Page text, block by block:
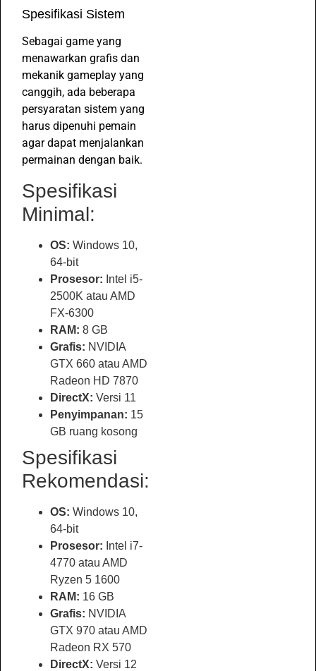
Spesifikasi Sistem
Sebagai game yang
menawarkan grafis dan
mekanik gameplay yang
canggih, ada beberapa
persyaratan sistem yang
harus dipenuhi pemain
agar dapat menjalankan
permainan dengan baik.
Spesifikasi
Minimal:
OS: Windows 10,
64-bit
Prosesor: Intel i5-
2500K atau AMD
FX-6300
RAM: 8 GB
Grafis: NVIDIA
GTX 660 atau AMD
Radeon HD 7870
DirectX: Versi 11
Penyimpanan: 15
GB ruang kosong
Spesifikasi
Rekomendasi:
OS: Windows 10,
64-bit
Prosesor: Intel i7-
4770 atau AMD
Ryzen 5 1600
RAM: 16 GB
Grafis: NVIDIA
GTX 970 atau AMD
Radeon RX 570
DirectX: Versi 12